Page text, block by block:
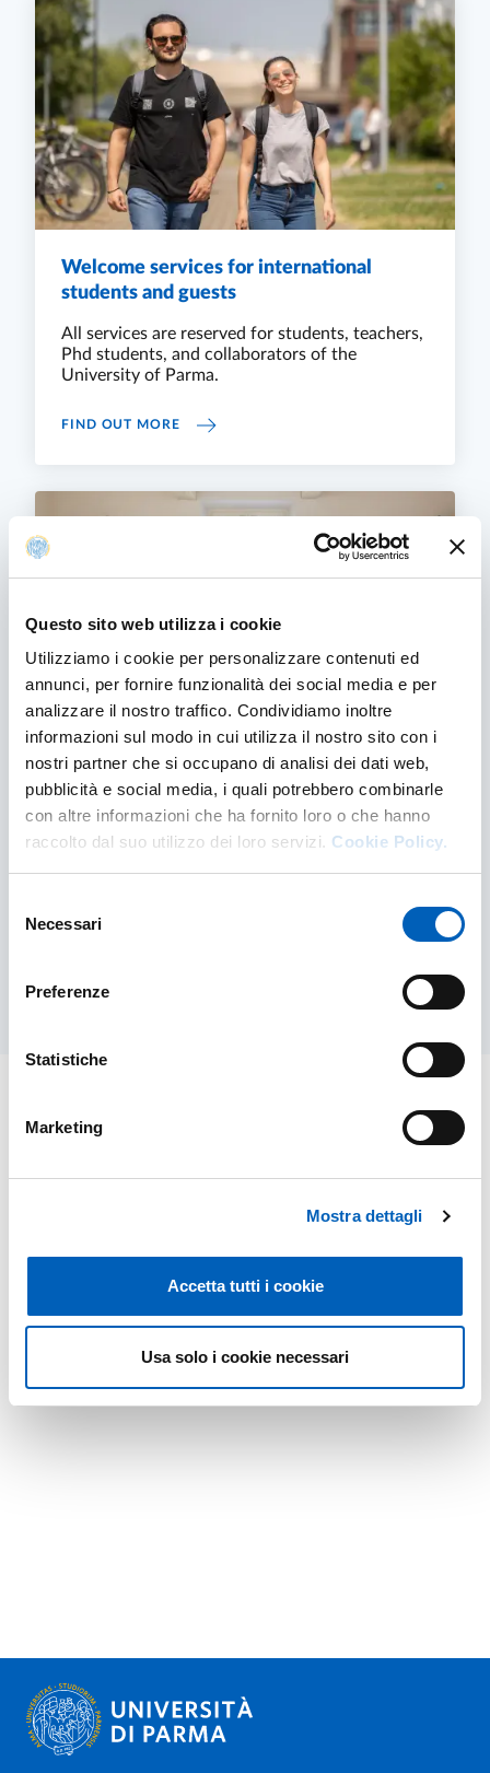
Questo sito web utilizza i cookie
Utilizziamo i cookie per personalizzare contenuti ed
annunci, per fornire funzionalità dei social media e per
analizzare il nostro traffico. Condividiamo inoltre
informazioni sul modo in cui utilizza il nostro sito con i
nostri partner che si occupano di analisi dei dati web,
pubblicità e social media, i quali potrebbero combinarle
con altre informazioni che ha fornito loro o che hanno
raccolto dal suo utilizzo dei loro servizi. Cookie Policy.
delNecessari
Preferenze
Statistiche
Marketing
Mostra dettagli
Accetta tutti i cookie
Usa solo i cookie necessari
Welcome services for international
students and guests
All services are reserved for students, teachers,
Phd students, and collaborators of the
University of Parma.
FIND OUT MOREWELCOME SERVICES FOR INTERNATIONAL
Find accommodation
For the academic year 2026-2027 more than
2,200 places will be available — around 750
more than last year — of which almost 1,000
FIND OUT MORE